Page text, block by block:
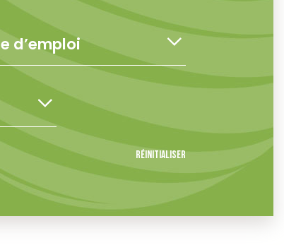
Réinitialiser